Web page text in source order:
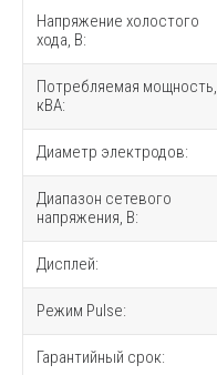
Напряжение холостого
хода, В:
Потребляемая мощность,
кВА:
Диаметр электродов:
Диапазон сетевого
напряжения, В:
Дисплей:
Режим Pulse:
Гарантийный срок: